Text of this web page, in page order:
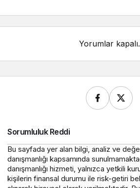
Yorumlar kapalı.
Sorumluluk Reddi
Bu sayfada yer alan bilgi, analiz ve
danışmanlığı kapsamında
danışmanlığı hizmeti, yalnızca yetkili
kişilerin finansal durumu ile risk-getiri